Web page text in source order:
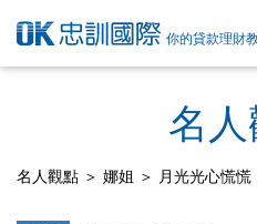
你的貸款理財
名
名人觀點 ＞ 娜姐 ＞ 月光光心慌